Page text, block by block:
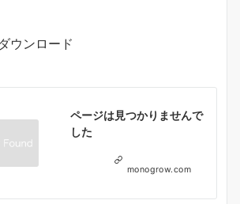
ウンロード
ページは見つかりませんで
した
monogrow.com